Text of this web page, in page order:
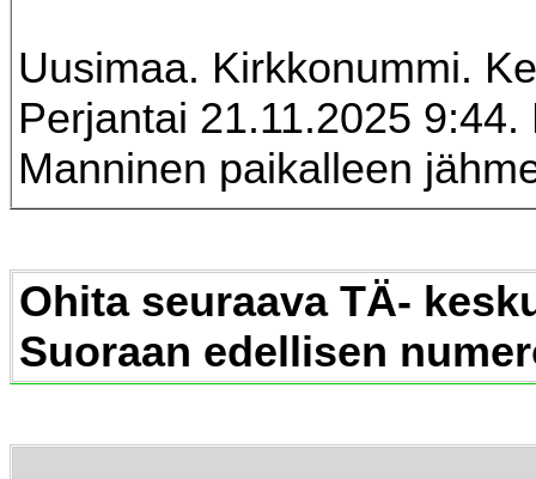
Uusimaa. Kirkkonummi.
Perjantai 21.11.2025 9:44.
Manninen paikalleen
Ohita seuraava TÄ-
Suoraan edellisen